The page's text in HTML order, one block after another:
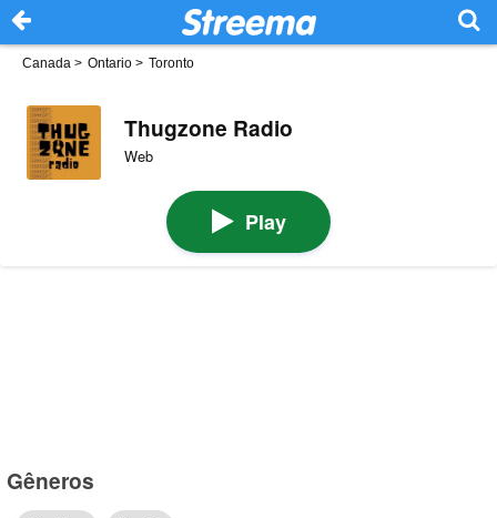
Canada > Ontario > Toronto
Thugzone Radio
Web
Play
Gêneros